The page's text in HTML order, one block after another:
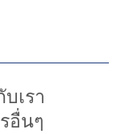
บเรา
อื่นๆ